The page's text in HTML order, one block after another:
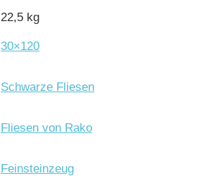
22,5 kg
30×120
Schwarze Fliesen
Fliesen von Rako
Feinsteinzeug